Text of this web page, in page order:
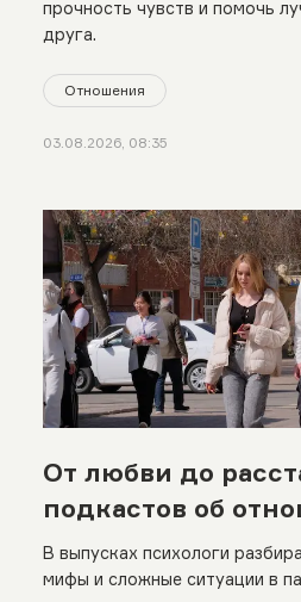
прочность чувств и помочь
друга.
Отношения
03.08.2026, 08:35
От любви до
подкастов об
В выпусках психологи
мифы и сложные ситуации в